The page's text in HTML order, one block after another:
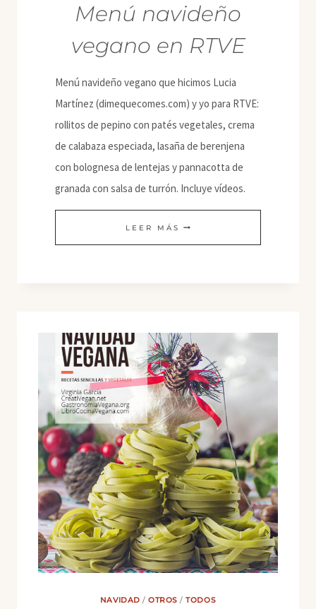
Menú navideño
vegano en RTVE
Menú navideño vegano que hicimos Lucia
Martínez (dimequecomes.com) y yo para RTVE:
rollitos de pepino con patés vegetales, crema
de calabaza especiada, lasaña de berenjena
con bolognesa de lentejas y pannacotta de
granada con salsa de turrón. Incluye vídeos.
LEER MÁS MENÚ
NAVIDEÑO
NAVIDAD /OTROS /TODOS